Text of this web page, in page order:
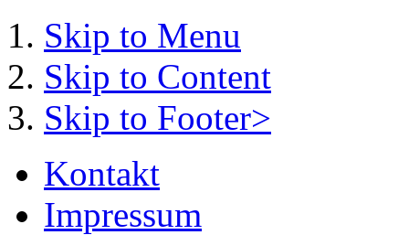
Skip to Menu
Skip to Content
Skip to Footer>
Kontakt
Impressum